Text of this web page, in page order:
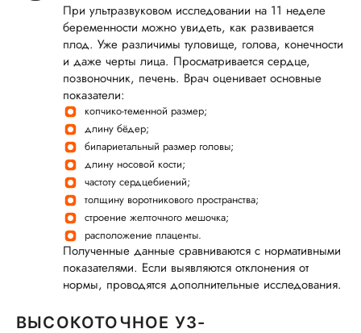
При ультразвуковом исследовании на 11 неделе
беременности можно увидеть, как развивается
плод. Уже различимы туловище, голова, конечности
и даже черты лица. Просматривается сердце,
позвоночник, печень. Врач оценивает основные
показатели:
копчико-теменной размер;
длину бёдер;
бипариетальный размер головы;
длину носовой кости;
частоту сердцебиений;
толщину воротникового пространства;
строение желточного мешочка;
расположение плаценты.
Полученные данные сравниваются с нормативными
показателями. Если выявляются отклонения от
нормы, проводятся дополнительные исследования.
ВЫСОКОТОЧНОЕ УЗ-